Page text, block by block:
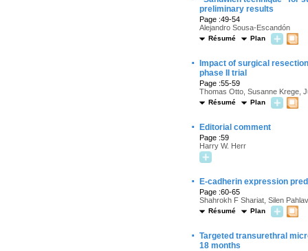
preliminary results
Page :49-54
Alejandro Sousa-Escandón
Résumé Plan
·
Impact of surgical
phase II trial
Page :55-59
Thomas Otto, Susanne Krege,
Résumé Plan
· Editorial comment
Page :59
Harry W. Herr
· E-cadherin expression
Page :60-65
Shahrokh F Shariat, Silen
Résumé Plan
· Targeted transurethral
18 months